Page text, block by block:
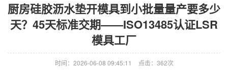
厨房硅胶沥水垫开模具到小批量量产要多少
天？45天标准交期——ISO13485认证LSR
模具工厂
时间：2026-06-08 09:45:11 点击：362次